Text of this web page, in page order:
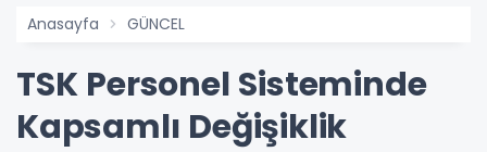
Anasayfa GÜNCEL
TSK Personel Sisteminde
Kapsamlı Değişiklik